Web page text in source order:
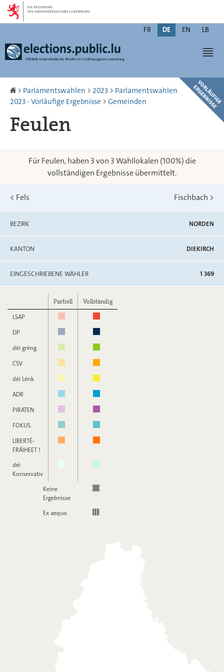
Zur
Navigation
Zum
Inhalt
Changer
FR DE EN LB
Startseite
> Parlamentswahlen > 2023 > Parlamentswahlen
2023 - Vorläufige Ergebnisse > Gemeinden
Feulen
Für Feulen, haben 3 von 3 Wahllokalen (100%) die
vollständigen Ergebnisse übermittelt.
< Fels Fischbach >
BEZIRK NORDEN
KANTON DIEKIRCH
EINGESCHRIEBENE WÄHLER 1 369
Partiell
Vollständig
LSAP
DP
déi gréng
CSV
déi Lénk
ADR
PIRATEN
FOKUS.
LIBERTÉ-
FRÄIHEET !
déi
Konservativ
Keine
Ergebnisse
Ex aequo